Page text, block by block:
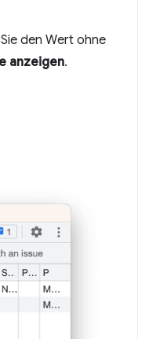
den Wert ohne
anzeigen.